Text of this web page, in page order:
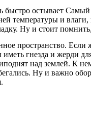
быстро остывает
температуры и
Ну и стоит
пространство.
гнезда и жерди
над землей. К
Ну и важно